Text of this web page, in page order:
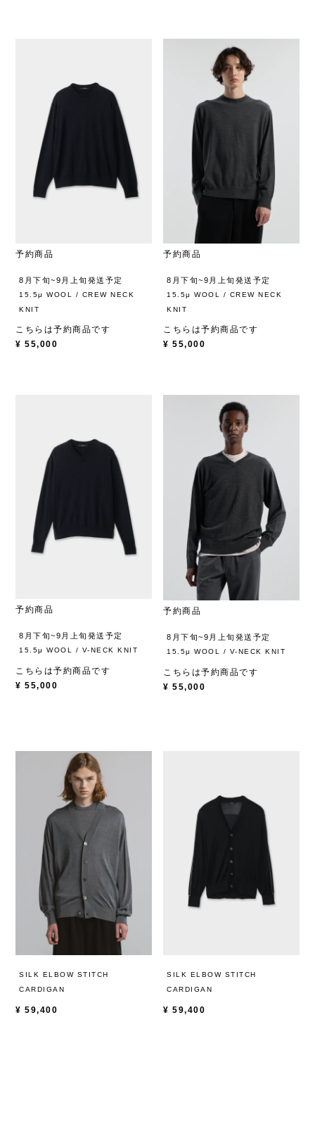
予約商品
8月下旬~9月上旬発送予定
15.5μ WOOL / CREW NECK
KNIT
こちらは予約商品です
¥ 55,000
予約商品
8月下旬~9月上旬発送予定
15.5μ WOOL / CREW NECK
KNIT
こちらは予約商品です
¥ 55,000
予約商品
8月下旬~9月上旬発送予定
15.5μ WOOL / V-NECK KNIT
こちらは予約商品です
¥ 55,000
予約商品
8月下旬~9月上旬発送予定
15.5μ WOOL / V-NECK KNIT
こちらは予約商品です
¥ 55,000
SILK ELBOW STITCH
CARDIGAN
¥ 59,400
SILK ELBOW STITCH
CARDIGAN
¥ 59,400